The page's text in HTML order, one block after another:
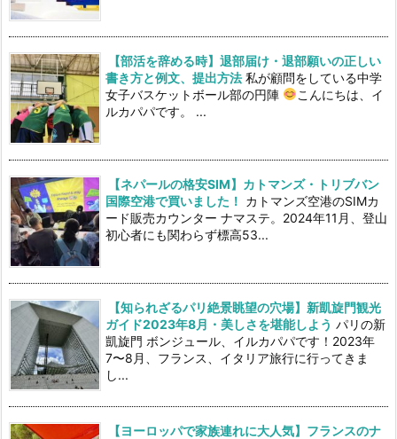
【部活を辞める時】退部届け・退部願いの正しい
書き方と例文、提出方法 私が顧問をしている中学
女子バスケットボール部の円陣
こんにちは、イ
ルカパパです。 ...
【ネパールの格安SIM】カトマンズ・トリブバン
国際空港で買いました！ カトマンズ空港のSIMカ
ード販売カウンター ナマステ。2024年11月、登山
初心者にも関わらず標高53...
【知られざるパリ絶景眺望の穴場】新凱旋門観光
ガイド2023年8月・美しさを堪能しよう パリの新
凱旋門 ボンジュール、イルカパパです！2023年
7〜8月、フランス、イタリア旅行に行ってきま
し...
【ヨーロッパで家族連れに大人気】フランスのナ